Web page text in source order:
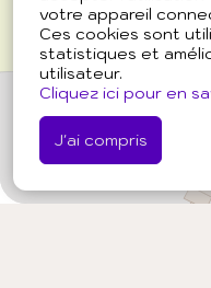
votre appareil
Ces cookies sont
statistiques et
utilisateur.
Cliquez ici pour en
J'ai compris